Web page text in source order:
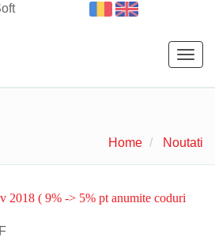
Home Noutati
2018 ( 9% -> 5% pt anumite coduri